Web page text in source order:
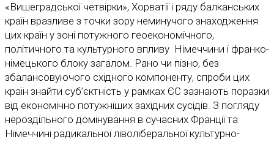
«Вишеградської четвірки», Хорватії і ряду балканських
країн вразливе з точки зору неминучого знаходження
цих країн у зоні потужного геоекономічного,
політичного та культурного впливу Німеччини і франко-
німецького блоку загалом. Рано чи пізно, без
збалансовуючого східного компоненту, спроби цих
країн знайти суб’єктність у рамках ЄС зазнають поразки
від економічно потужніших західних сусідів. З погляду
нероздільного домінування в сучасних Франції та
Німеччині радикальної ліволіберальної культурно-